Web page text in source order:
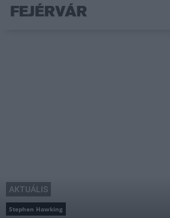
AKTUÁLIS
Stephen Hawking